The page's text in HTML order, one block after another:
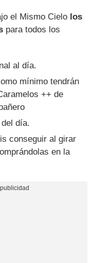
el Mismo Cielo los
para todos los
al día.
mínimo tendrán
++ de
día.
conseguir al girar
en la